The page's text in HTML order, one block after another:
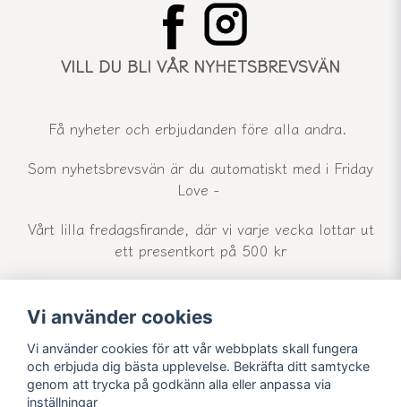
VILL DU BLI VÅR NYHETSBREVSVÄN
Få nyheter och erbjudanden före alla andra.
Som nyhetsbrevsvän är du automatiskt med i Friday
Love -
Vårt lilla fredagsfirande, där vi varje vecka lottar ut
ett presentkort på 500 kr
Mejladress Skicka
Vi använder cookies
Vi använder cookies för att vår webbplats skall fungera
och erbjuda dig bästa upplevelse. Bekräfta ditt samtycke
genom att trycka på godkänn alla eller anpassa via
inställningar